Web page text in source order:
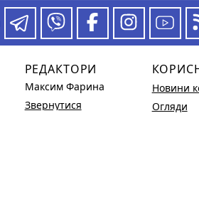
РЕДАКТОРИ
Максим Фарина
Звернутися
Новини
Огляди